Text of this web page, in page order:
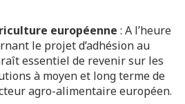
européenne : A l’heure
le projet d’adhésion au
essentiel de revenir sur les
à moyen et long terme de
agro-alimentaire européen.